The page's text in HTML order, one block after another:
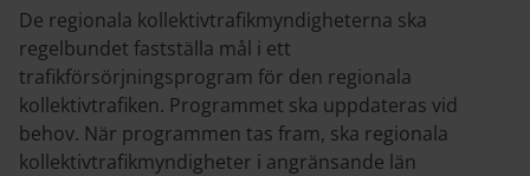
De regionala kollektivtrafikmyndigheterna ska
regelbundet fastställa mål i ett
trafikförsörjningsprogram för den regionala
kollektivtrafiken. Programmet ska uppdateras vid
behov. När programmen tas fram, ska regionala
kollektivtrafikmyndigheter i angränsande län